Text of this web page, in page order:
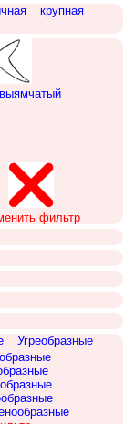
крупная
фильтр
Угреобразные